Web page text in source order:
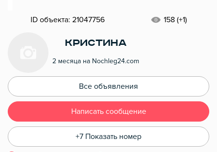
ID объекта: 21047756 158 (+1)
Кристина
2 месяца на Nochleg24.com
Все объявления
Написать сообщение
+7 Показать номер